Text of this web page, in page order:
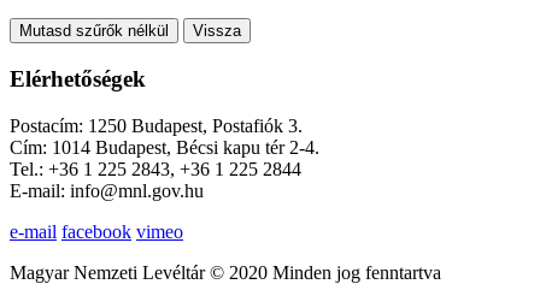
Mutasd szűrők nélkül Vissza
Elérhetőségek
Postacím: 1250 Budapest, Postafiók 3.
Cím: 1014 Budapest, Bécsi kapu tér 2-4.
Tel.: +36 1 225 2843, +36 1 225 2844
E-mail: info@mnl.gov.hu
e-mail facebook vimeo
Magyar Nemzeti Levéltár © 2020 Minden jog fenntartva